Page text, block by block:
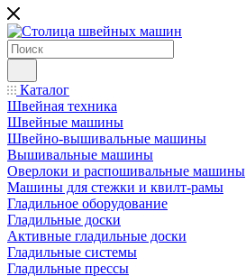
Каталог
Швейная техника
Швейные машины
Швейно-вышивальные машины
Вышивальные машины
Оверлоки и распошивальные машины
Машины для стежки и квилт-рамы
Гладильное оборудование
Гладильные доски
Активные гладильные доски
Гладильные системы
Гладильные прессы